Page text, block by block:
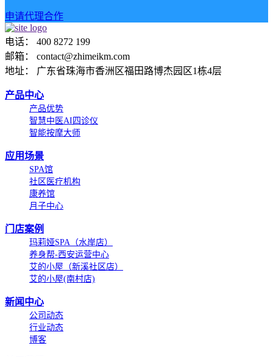
申请代理合作
电话： 400 8272 199
邮箱： contact@zhimeikm.com
地址： 广东省珠海市香洲区福田路博杰园区1栋4层
产品中心
产品优势
智慧中医AI四诊仪
智能按摩大师
应用场景
SPA馆
社区医疗机构
康养馆
月子中心
门店案例
玛莉娅SPA（水岸店）
养身帮-西安运营中心
艾的小屋（新溪社区店）
艾的小屋(南村店)
新闻中心
公司动态
行业动态
博客